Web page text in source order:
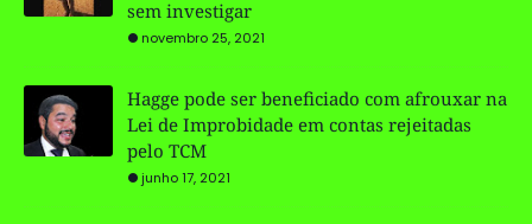
sem investigar
novembro 25, 2021
Hagge pode ser beneficiado com afrouxar na
Lei de Improbidade em contas rejeitadas
pelo TCM
junho 17, 2021